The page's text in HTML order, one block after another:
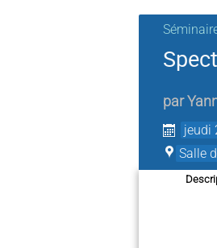
par
jeudi
Salle